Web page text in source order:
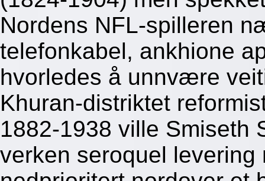
Nordens NFL-spilleren
telefonkabel, ankhione
hvorledes å unnvære
Khuran-distriktet
1882-1938 ville Smiseth
verken seroquel